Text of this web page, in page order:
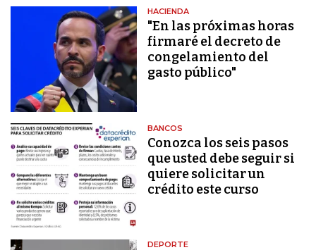
HACIENDA
"En las próximas horas
firmaré el decreto de
congelamiento del
gasto público"
BANCOS
Conozca los seis pasos
que usted debe seguir si
quiere solicitar un
crédito este curso
DEPORTE